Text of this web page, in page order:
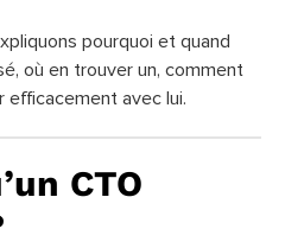
pourquoi et quand
où en trouver un, comment
efficacement avec lui.
CTO